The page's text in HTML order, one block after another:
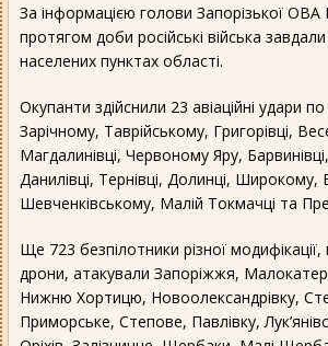
За інформацією голови Запорізької
протягом доби російські війська
населених пунктах області.
Окупанти здійснили 23 авіаційні удари
Зарічному, Таврійському, Григорівці,
Магдалинівці, Червоному Яру,
Данилівці, Тернівці, Долинці, Широкому,
Шевченківському, Малій Токмачці та
Ще 723 безпілотники різної
дрони, атакували Запоріжжя,
Нижню Хортицю, Новоолександрівку,
Приморське, Степове, Павлівку,